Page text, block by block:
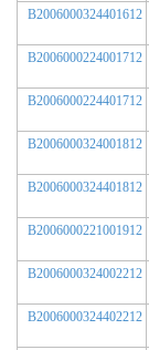
B2006000324401612
B2006000224001712
B2006000224401712
B2006000324001812
B2006000324401812
B2006000221001912
B2006000324002212
B2006000324402212